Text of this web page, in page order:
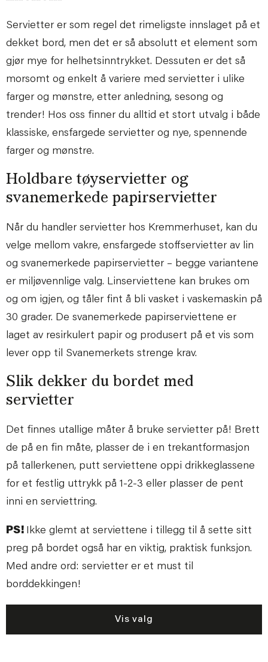
Servietter er som regel det rimeligste innslaget på et
dekket bord, men det er så absolutt et element som
gjør mye for helhetsinntrykket. Dessuten er det så
morsomt og enkelt å variere med servietter i ulike
farger og mønstre, etter anledning, sesong og
trender! Hos oss finner du alltid et stort utvalg i både
klassiske, ensfargede servietter og nye, spennende
farger og mønstre.
Holdbare tøyservietter og
svanemerkede papirservietter
Når du handler servietter hos Kremmerhuset, kan du
velge mellom vakre, ensfargede stoffservietter av lin
og svanemerkede papirservietter – begge variantene
er miljøvennlige valg. Linserviettene kan brukes om
og om igjen, og tåler fint å bli vasket i vaskemaskin på
30 grader. De svanemerkede papirserviettene er
laget av resirkulert papir og produsert på et vis som
lever opp til Svanemerkets strenge krav.
Slik dekker du bordet med
servietter
Det finnes utallige måter å bruke servietter på! Brett
de på en fin måte, plasser de i en trekantformasjon
på tallerkenen, putt serviettene oppi drikkeglassene
for et festlig uttrykk på 1-2-3 eller plasser de pent
inni en serviettring.
PS! Ikke glemt at serviettene i tillegg til å sette sitt
preg på bordet også har en viktig, praktisk funksjon.
Med andre ord: servietter er et must til
borddekkingen!
Vis valg